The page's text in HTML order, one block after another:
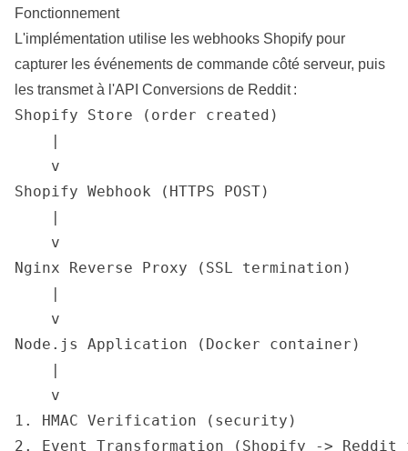
Fonctionnement
L'implémentation utilise les webhooks Shopify pour
capturer les événements de commande côté serveur, puis
les transmet à l'API Conversions de Reddit :
Shopify Store (order created)
    |
    v
Shopify Webhook (HTTPS POST)
    |
    v
Nginx Reverse Proxy (SSL termination)
    |
    v
Node.js Application (Docker container)
    |
    v
1. HMAC Verification (security)
2. Event Transformation (Shopify -> Reddit